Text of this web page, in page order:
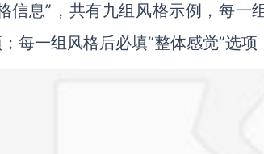
信息”，共有九组风格示例，每
每一组风格后必填“整体感觉”选项